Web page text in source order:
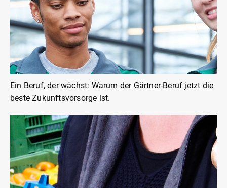
Ein Beruf, der wächst: Warum der Gärtner-Beruf jetzt die
beste Zukunftsvorsorge ist.